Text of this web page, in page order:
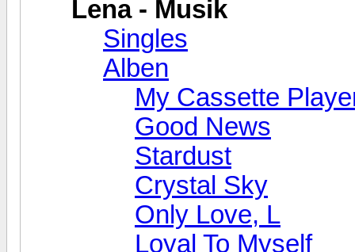
Lena - Musik
Singles
Alben
My Cassette
Good News
Stardust
Crystal Sky
Only Love, L
Loyal To Myself